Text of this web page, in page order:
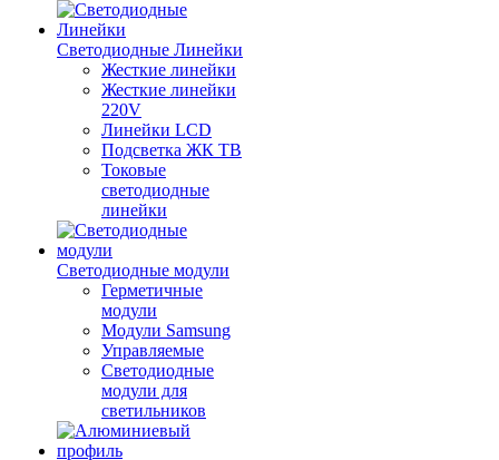
Светодиодные Линейки
Жесткие линейки
Жесткие линейки
220V
Линейки LCD
Подсветка ЖК ТВ
Токовые
светодиодные
линейки
Светодиодные модули
Герметичные
модули
Модули Samsung
Управляемые
Светодиодные
модули для
светильников